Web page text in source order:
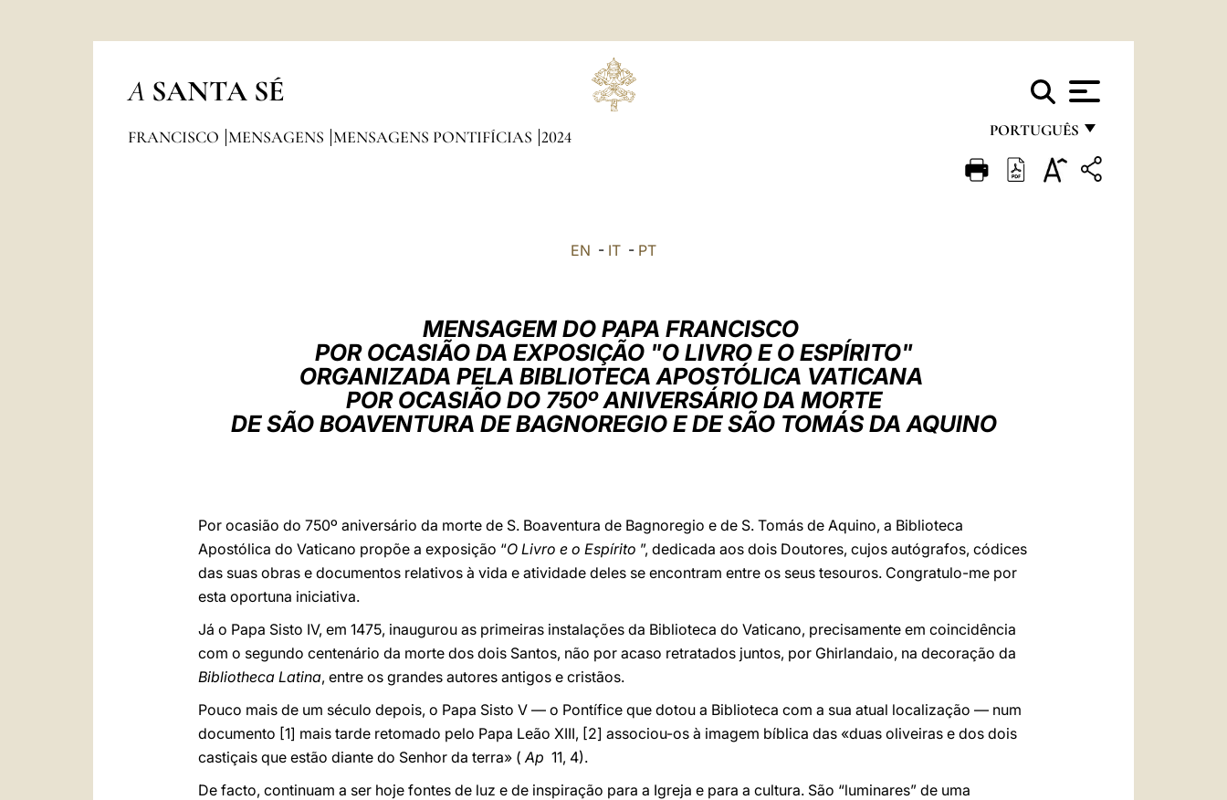
A SANTA SÉ
PORTUGUÊS
FRANÇAIS
العربيّة
FRANCISCO MENSAGENS MENSAGENS PONTIFÍCIAS 2024
EN - IT - PT
MENSAGEM DO PAPA FRANCISCO
POR OCASIÃO DA EXPOSIÇÃO "O LIVRO E O ESPÍRITO"
ORGANIZADA PELA BIBLIOTECA APOSTÓLICA VATICANA
POR OCASIÃO DO 750º ANIVERSÁRIO DA MORTE
DE SÃO BOAVENTURA DE BAGNOREGIO E DE SÃO TOMÁS DA AQUINO
Por ocasião do 750º aniversário da morte de S. Boaventura de Bagnoregio e de S. Tomás de Aquino, a Biblioteca
Apostólica do Vaticano propõe a exposição “O Livro e o Espírito ”, dedicada aos dois Doutores, cujos autógrafos, códices
das suas obras e documentos relativos à vida e atividade deles se encontram entre os seus tesouros. Congratulo-me por
esta oportuna iniciativa.
Já o Papa Sisto IV, em 1475, inaugurou as primeiras instalações da Biblioteca do Vaticano, precisamente em coincidência
com o segundo centenário da morte dos dois Santos, não por acaso retratados juntos, por Ghirlandaio, na decoração da
Bibliotheca Latina, entre os grandes autores antigos e cristãos.
Pouco mais de um século depois, o Papa Sisto V — o Pontífice que dotou a Biblioteca com a sua atual localização — num
documento [1] mais tarde retomado pelo Papa Leão XIII, [2] associou-os à imagem bíblica das «duas oliveiras e dos dois
castiçais que estão diante do Senhor da terra» (Ap 11, 4).
De facto, continuam a ser hoje fontes de luz e de inspiração para a Igreja e para a cultura. São “luminares” de uma